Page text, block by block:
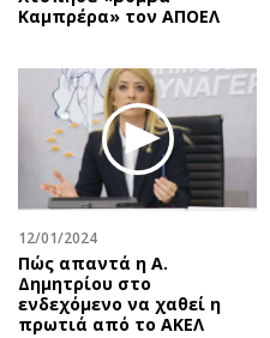
Σινεμά
Μουσική
Εικαστικά
Βιβλίο
Χειρόγραφα
Καμπρέρα» τον ΑΠΟΕΛ
12/01/2024
Πώς απαντά η Α.
Δημητρίου στο
ενδεχόμενο να χαθεί η
πρωτιά από το ΑΚΕΛ